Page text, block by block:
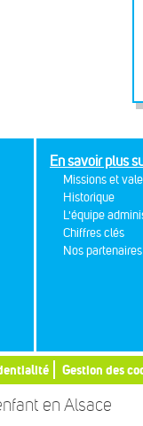
En savoir plus
Missions et
Historique
L'équipe
Chiffres clés
Nos partenaires
Gestion des
en Alsace